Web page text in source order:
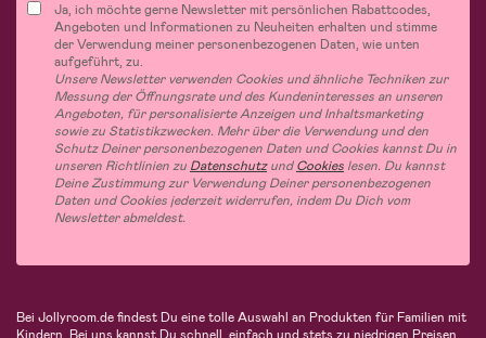
Ja, ich möchte gerne Newsletter mit persönlichen Rabattcodes,
Angeboten und Informationen zu Neuheiten erhalten und stimme
der Verwendung meiner personenbezogenen Daten, wie unten
aufgeführt, zu.
Unsere Newsletter verwenden Cookies und ähnliche Techniken zur
Messung der Öffnungsrate und des Kundeninteresses an unseren
Angeboten, für personalisierte Anzeigen und Inhaltsmarketing
sowie zu Statistikzwecken. Mehr über die Verwendung und den
Schutz Deiner personenbezogenen Daten und Cookies kannst Du in
unseren Richtlinien zu DatenschutzundCookies lesen. Du kannst
Deine Zustimmung zur Verwendung Deiner personenbezogenen
Daten und Cookies jederzeit widerrufen, indem Du Dich vom
Newsletter abmeldest.
Bei Jollyroom.de findest Du eine tolle Auswahl an Produkten für Familien mit